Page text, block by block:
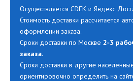
Осуществляется CDEK и Яндекс
Стоимость доставки рассчитается
оформлении заказа.
Сроки доставки по Москве 2-3
заказа.
Сроки доставки в другие
ориентировочно определить на